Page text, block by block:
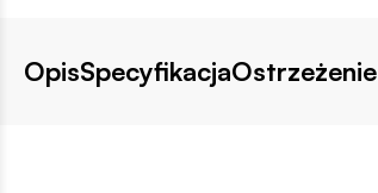
OpisSpecyfikacjaOstrzeżenie